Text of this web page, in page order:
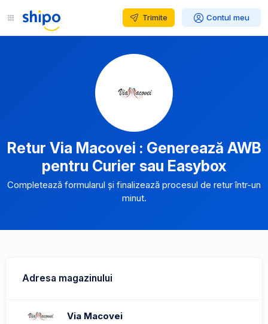
Trimite Contul meu
Retur Via Macovei : Generează AWB
pentru Curier sau Easybox
Completează formularul și finalizează procesul de retur într-un
minut.
Adresa magazinului
Via Macovei